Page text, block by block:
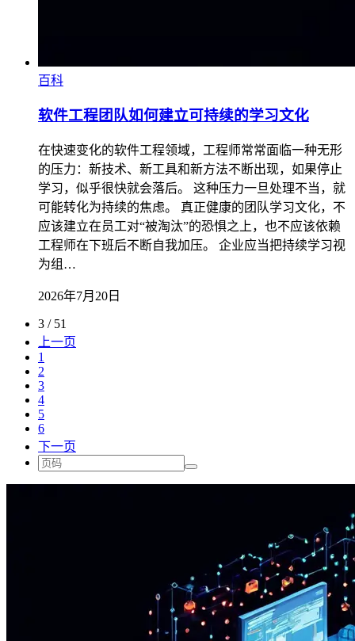
百科
软件工程团队如何建立可持续的学习文化
在快速变化的软件工程领域，工程师常常面临一种无形
的压力：新技术、新工具和新方法不断出现，如果停止
学习，似乎很快就会落后。 这种压力一旦处理不当，就
可能转化为持续的焦虑。 真正健康的团队学习文化，不
应该建立在员工对“被淘汰”的恐惧之上，也不应该依赖
工程师在下班后不断自我加压。 企业应当把持续学习视
为组…
2026年7月20日
3 / 51
上一页
1
2
3
4
5
6
下一页